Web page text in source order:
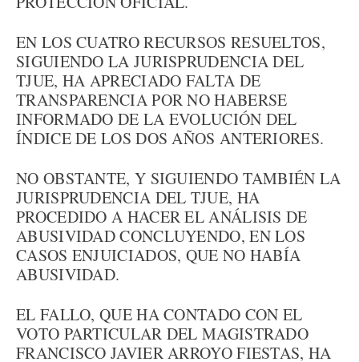
EN LOS CUATRO RECURSOS RESUELTOS,
SIGUIENDO LA JURISPRUDENCIA DEL
TJUE, HA APRECIADO FALTA DE
TRANSPARENCIA POR NO HABERSE
INFORMADO DE LA EVOLUCIÓN DEL
ÍNDICE DE LOS DOS AÑOS ANTERIORES.
NO OBSTANTE, Y SIGUIENDO TAMBIÉN LA
JURISPRUDENCIA DEL TJUE, HA
PROCEDIDO A HACER EL ANÁLISIS DE
ABUSIVIDAD CONCLUYENDO, EN LOS
CASOS ENJUICIADOS, QUE NO HABÍA
ABUSIVIDAD.
EL FALLO, QUE HA CONTADO CON EL
VOTO PARTICULAR DEL MAGISTRADO
FRANCISCO JAVIER ARROYO FIESTAS, HA